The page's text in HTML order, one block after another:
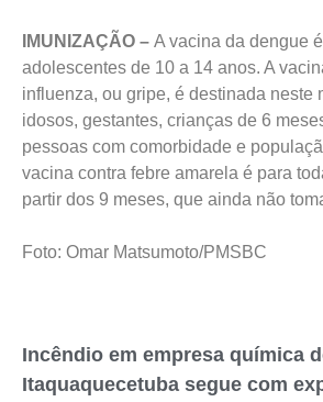
IMUNIZAÇÃO – A vacina da dengue
adolescentes de 10 a 14 anos. A
influenza, ou gripe, é destinada neste
idosos, gestantes, crianças de 6
pessoas com comorbidade e
vacina contra febre amarela é para
partir dos 9 meses, que ainda não
Foto: Omar Matsumoto/PMSBC
Incêndio em empresa química
Itaquaquecetuba segue com